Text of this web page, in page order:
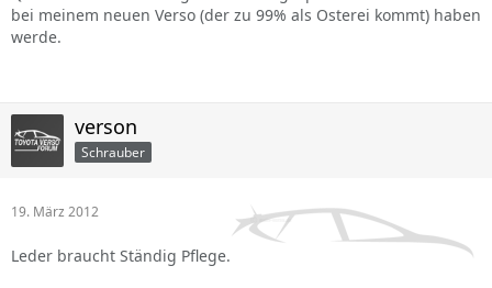
bei meinem neuen Verso (der zu 99% als Osterei kommt) haben
werde.
verson
Schrauber
19. März 2012
Leder braucht Ständig Pflege.